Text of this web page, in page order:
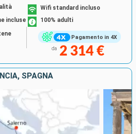
Pagamento in 4X
Wifi standard incluso
incluse
100% adulti
da 2 314 €
SPAGNA